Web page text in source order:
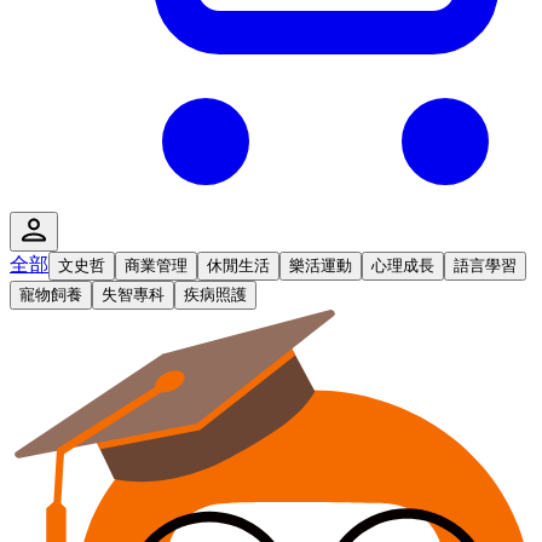
全部 文史哲 商業管理 休閒生活 樂活運動 心理成長
語言學習
寵物飼養
失智專科 疾病照護